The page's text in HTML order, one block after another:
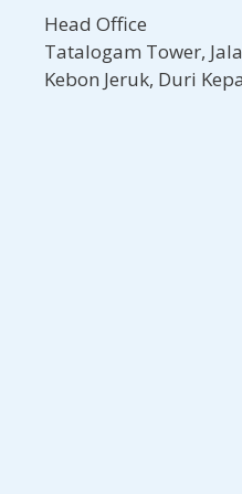
Head Office
Tatalogam Tower,
Kebon Jeruk, Duri